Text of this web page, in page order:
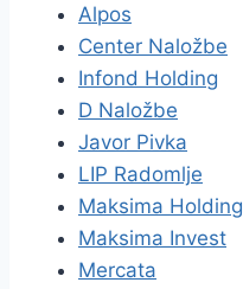
Alpos
Center Naložbe
Infond Holding
D Naložbe
Javor Pivka
LIP Radomlje
Maksima Holding
Maksima Invest
Mercata